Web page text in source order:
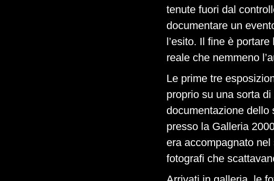
tenute fuori dal
documentare un
l’esito. Il fine è
reale che nemmeno
Le prime tre
proprio su una sorta
documentazione
presso la Galleria
era accompagnato
fotografi che